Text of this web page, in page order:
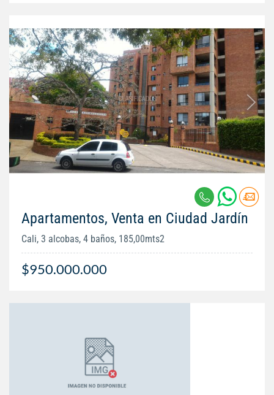
Apartamentos, Venta en Ciudad Jardín
Cali, 3 alcobas, 4 baños, 185,00mts2
$950.000.000